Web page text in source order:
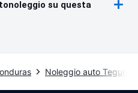
su questa
Noleggio auto